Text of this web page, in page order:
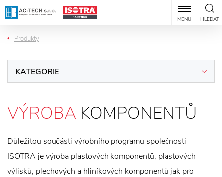
HLEDAT
MENU
Produkty
KATEGORIE
VÝROBA KOMPONENTŮ
Důležitou součásti výrobního programu společnosti
ISOTRA je výroba plastových komponentů, plastových
výlisků, plechových a hliníkových komponentů jak pro